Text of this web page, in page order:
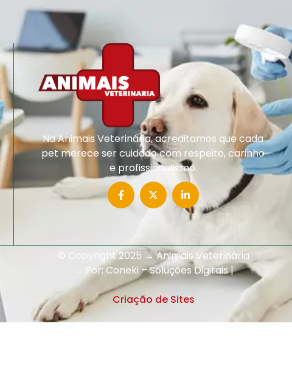
Na Animais Veterinária, acreditamos que cada
pet merece ser cuidado com respeito, carinho
e profissionalismo.
© Copyright 2025 → Animais Veterinária
→ Por: Coneki – Soluções Digitais |
Criação de Sites